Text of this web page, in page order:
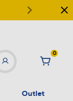
0
Outlet